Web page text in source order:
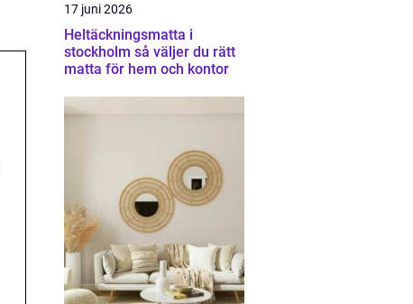
17 juni 2026
Heltäckningsmatta i
stockholm så väljer du rätt
matta för hem och kontor